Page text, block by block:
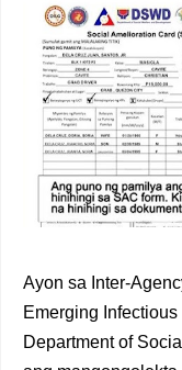
Ayon sa Inter-
Emerging
Department of